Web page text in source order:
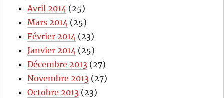
Avril 2014 (25)
Mars 2014 (25)
Février 2014 (23)
Janvier 2014 (25)
Décembre 2013 (27)
Novembre 2013 (27)
Octobre 2013 (23)